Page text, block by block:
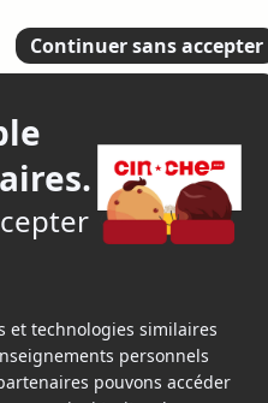
3.5